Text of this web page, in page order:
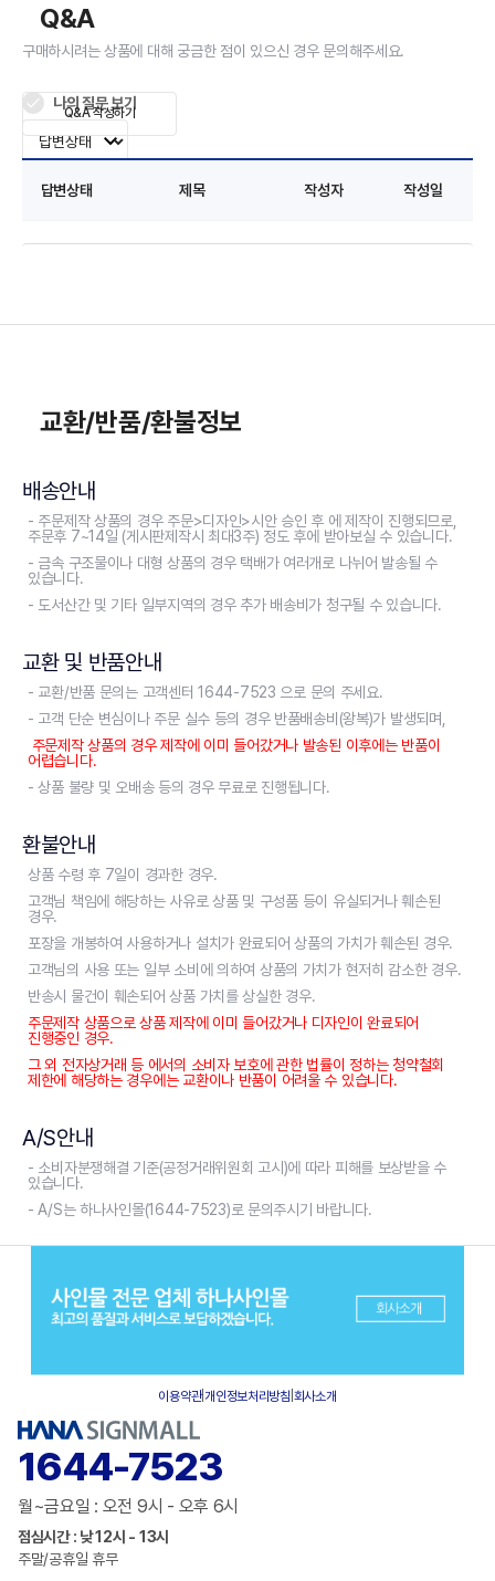
Q&A
구매하시려는 상품에 대해 궁금한 점이 있으신 경우 문의해주세요.
나의 질문 보기
답변상태 제목 작성자 작성일
Q&A 작성하기
교환/반품/환불정보
배송안내
- 주문제작 상품의 경우 주문>디자인>시안 승인 후 에 제작이 진행되므로,
주문후 7~14일 (게시판제작시 최대3주) 정도 후에 받아보실 수 있습니다.
- 금속 구조물이나 대형 상품의 경우 택배가 여러개로 나뉘어 발송될 수
있습니다.
- 도서산간 및 기타 일부지역의 경우 추가 배송비가 청구될 수 있습니다.
교환 및 반품안내
- 교환/반품 문의는 고객센터 1644-7523 으로 문의 주세요.
- 고객 단순 변심이나 주문 실수 등의 경우 반품배송비(왕복)가 발생되며,
주문제작 상품의 경우 제작에 이미 들어갔거나 발송된 이후에는 반품이
어렵습니다.
- 상품 불량 및 오배송 등의 경우 무료로 진행됩니다.
환불안내
상품 수령 후 7일이 경과한 경우.
고객님 책임에 해당하는 사유로 상품 및 구성품 등이 유실되거나 훼손된
경우.
포장을 개봉하여 사용하거나 설치가 완료되어 상품의 가치가 훼손된 경우.
고객님의 사용 또는 일부 소비에 의하여 상품의 가치가 현저히 감소한 경우.
반송시 물건이 훼손되어 상품 가치를 상실한 경우.
주문제작 상품으로 상품 제작에 이미 들어갔거나 디자인이 완료되어
진행중인 경우.
그 외 전자상거래 등 에서의 소비자 보호에 관한 법률이 정하는 청약철회
제한에 해당하는 경우에는 교환이나 반품이 어려울 수 있습니다.
A/S안내
- 소비자분쟁해결 기준(공정거래위원회 고시)에 따라 피해를 보상받을 수
있습니다.
- A/S는 하나사인몰(1644-7523)로 문의주시기 바랍니다.
이용약관|개인정보처리방침 회사소개
1644-7523
월~금요일 : 오전 9시 - 오후 6시
점심시간 : 낮 12시 - 13시
주말/공휴일 휴무